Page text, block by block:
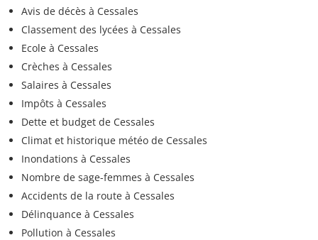
Avis de décès à Cessales
Classement des lycées à Cessales
Ecole à Cessales
Crèches à Cessales
Salaires à Cessales
Impôts à Cessales
Dette et budget de Cessales
Climat et historique météo de Cessales
Inondations à Cessales
Nombre de sage-femmes à Cessales
Accidents de la route à Cessales
Délinquance à Cessales
Pollution à Cessales